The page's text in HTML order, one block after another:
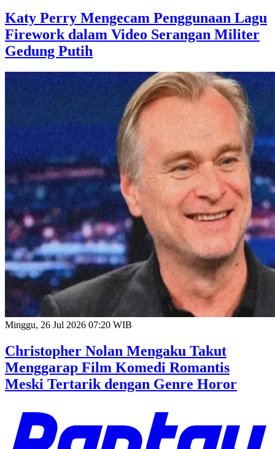
Katy Perry Mengecam Penggunaan Lagu
Firework dalam Video Serangan Militer
Gedung Putih
Minggu, 26 Jul 2026 07:20 WIB
Christopher Nolan Mengaku Takut
Menggarap Film Komedi Romantis
Meski Tertarik dengan Genre Horor